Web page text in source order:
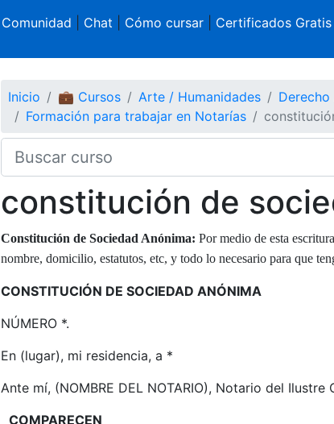
Comunidad Chat Cómo cursar| Certificados Gratis
Inicio 💼 Cursos Arte / Humanidades
Formación para trabajar en Notarías
constitución de
Constitución de Sociedad Anónima: Por medio de esta
nombre, domicilio, estatutos, etc, y todo lo necesario para que
CONSTITUCIÓN DE SOCIEDAD ANÓNIMA
NÚMERO *.
En (lugar), mi residencia, a *
Ante mí, (NOMBRE DEL NOTARIO), Notario del
COMPARECEN